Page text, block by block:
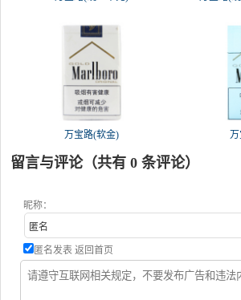
万宝路(软金)
留言与评论（共有 0 条评论）
昵称：
匿名发表 返回首页